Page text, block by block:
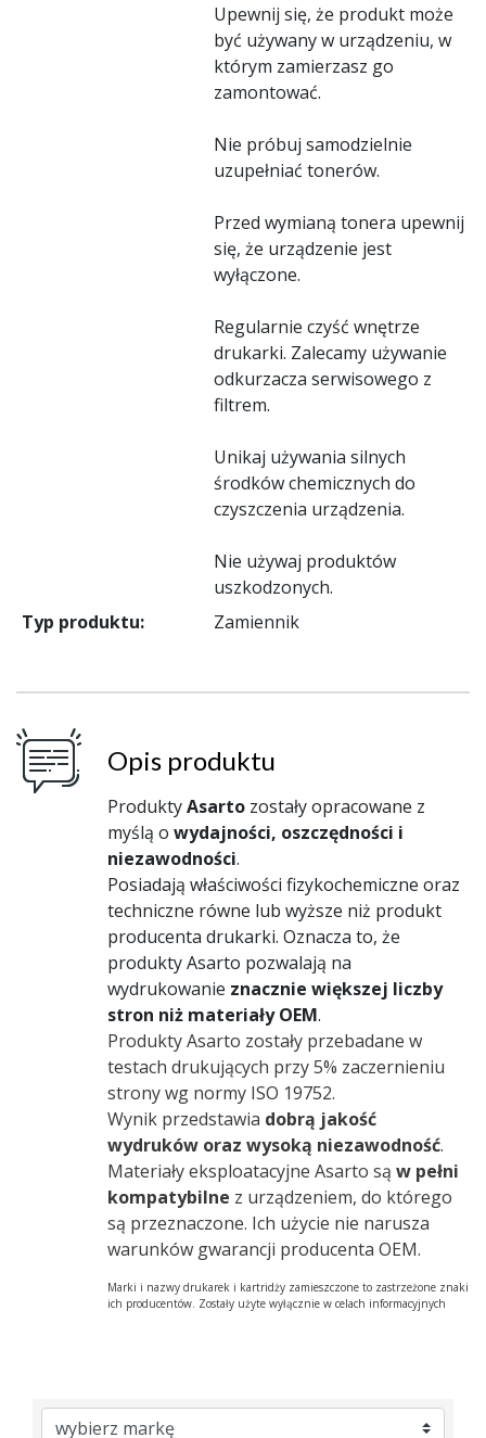
Upewnij się, że produkt może
być używany w urządzeniu, w
którym zamierzasz go
zamontować.
Nie próbuj samodzielnie
uzupełniać tonerów.
Przed wymianą tonera upewnij
się, że urządzenie jest
wyłączone.
Regularnie czyść wnętrze
drukarki. Zalecamy używanie
odkurzacza serwisowego z
filtrem.
Unikaj używania silnych
środków chemicznych do
czyszczenia urządzenia.
Nie używaj produktów
uszkodzonych.
Typ produktu:
Zamiennik
Opis produktu
ProduktyAsarto zostały opracowane z
myślą o wydajności, oszczędności i
niezawodności.
Posiadają właściwości fizykochemiczne oraz
techniczne równe lub wyższe niż produkt
producenta drukarki. Oznacza to, że
produkty Asarto pozwalają na
wydrukowanie znacznie większej liczby
stron niż materiały OEM.
Produkty Asarto zostały przebadane w
testach drukujących przy 5% zaczernieniu
strony wg normy ISO 19752.
Wynik przedstawia dobrą jakość
wydruków oraz wysoką niezawodność.
Materiały eksploatacyjne Asarto są w pełni
kompatybilne z urządzeniem, do którego
są przeznaczone. Ich użycie nie narusza
warunków gwarancji producenta OEM.
Marki i nazwy drukarek i kartridży zamieszczone to zastrzeżone znaki
ich producentów. Zostały użyte wyłącznie w celach informacyjnych